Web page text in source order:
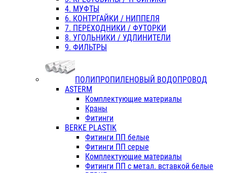
4. МУФТЫ
6. КОНТРГАЙКИ / НИППЕЛЯ
7. ПЕРЕХОДНИКИ / ФУТОРКИ
8. УГОЛЬНИКИ / УДЛИНИТЕЛИ
9. ФИЛЬТРЫ
ПОЛИПРОПИЛЕНОВЫЙ ВОДОПРОВОД
ASTERM
Комплектующие материалы
Краны
Фитинги
BERKE PLASTIK
Фитинги ПП белые
Фитинги ПП серые
Комплектующие материалы
Фитинги ПП с метал. вставкой белые